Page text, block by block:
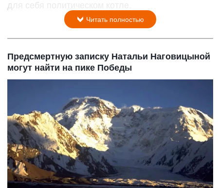
для себя политическом котле.
Читать полностью
Предсмертную записку Натальи Наговицыной
могут найти на пике Победы